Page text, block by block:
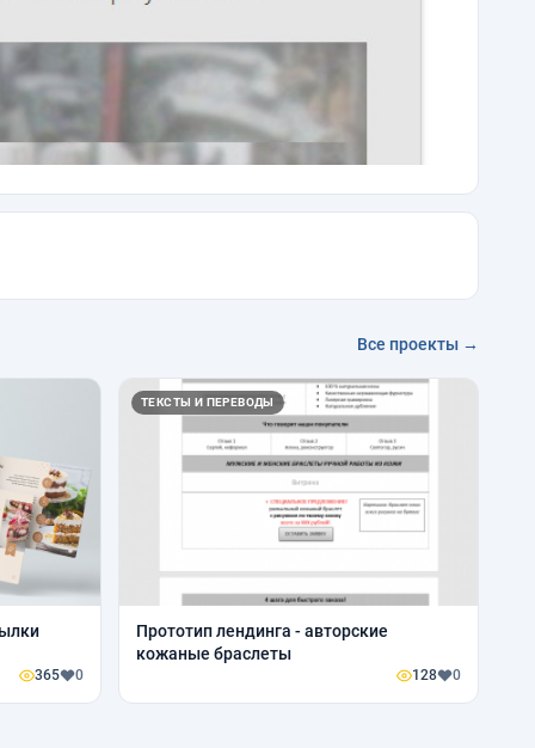
Все проекты →
365 0
ТЕКСТЫ И ПЕРЕВОДЫ
Прототип лендинга - авторские
кожаные браслеты
128 0